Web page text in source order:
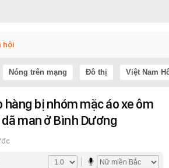
hội
Nóng trên mạng Đô thị Việt Nam
hàng bị nhóm mặc áo xe ôm
man ở Bình Dương